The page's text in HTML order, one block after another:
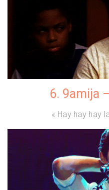
6. 9amija
« Hay hay hay